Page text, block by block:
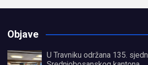
Objave
U Travniku održana 135.